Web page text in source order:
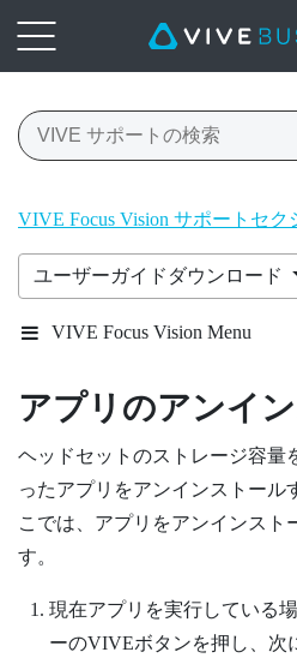
VIVE Focus Vision サポートセク
ユーザーガイドダウンロード
VIVE Focus Vision Menu
アプリのアンイ
ヘッドセットのストレージ容量
ったアプリをアンインストール
こでは、アプリをアンインスト
す。
現在アプリを実行している
ーのVIVEボタンを押し、次